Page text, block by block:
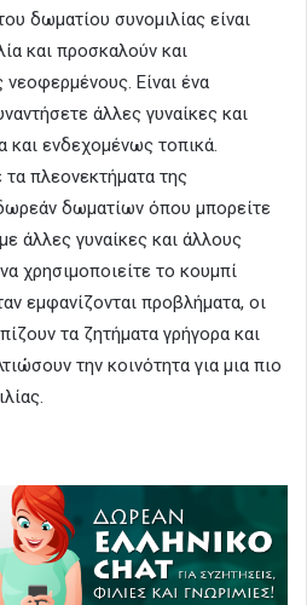
δωματίου συνομιλίας είναι
και προσκαλούν και
Είναι ένα
άλλες γυναίκες και
και ενδεχομένως τοπικά.
πλεονεκτήματα της
δωματίων όπου μπορείτε
άλλες γυναίκες και άλλους
χρησιμοποιείτε το κουμπί
εμφανίζονται προβλήματα, οι
τα ζητήματα γρήγορα και
την κοινότητα για μια πιο